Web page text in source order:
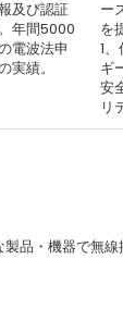
及び認証
年間5000
電波法申
実績。
ー
を
1
ギ
安
リ
品・機器で無